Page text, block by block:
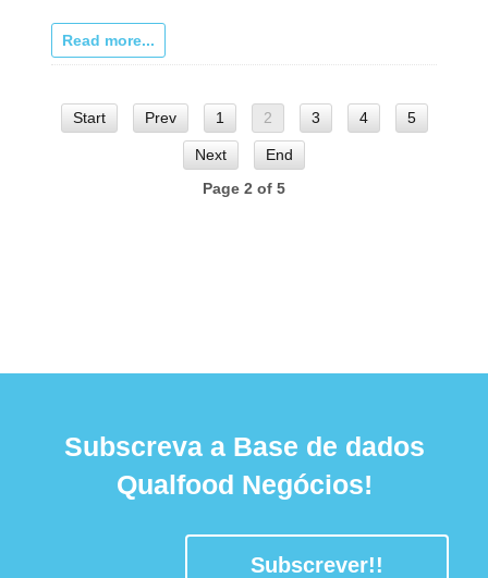
Read more...
Start Prev 1 2 3 4 5
Next
End
Page 2 of 5
Subscreva a Base de dados
Qualfood Negócios!
Subscrever!!